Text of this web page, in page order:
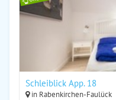
Schleiblick App. 18
in Rabenkirchen-Faulück